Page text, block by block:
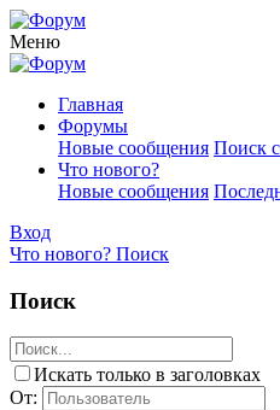
Меню
Главная
Форумы
Новые сообщения Поиск
Что нового?
Новые сообщения
Вход
Что нового? Поиск
Поиск
Искать только в заголовках
От: